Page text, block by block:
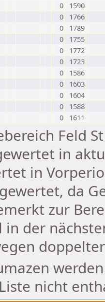
0
1590
0
1766
0
1789
0
1755
0
1772
0
1723
0
1586
0
1603
0
1604
0
1588
0 1611
Feld
in
in
da
zur
in der
nicht